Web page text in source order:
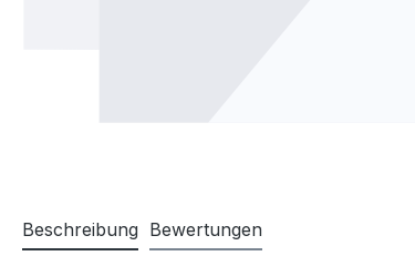
Beschreibung Bewertungen